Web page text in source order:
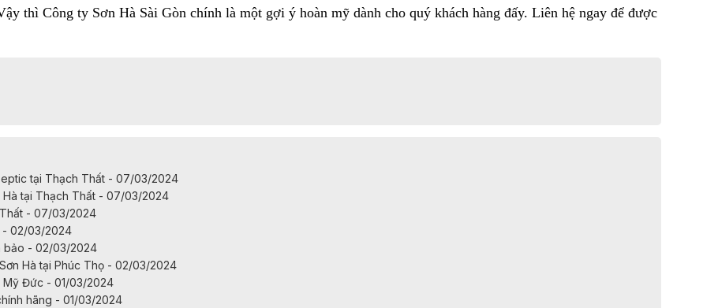
thì Công ty Sơn Hà Sài Gòn chính là một gợi ý hoàn mỹ dành cho quý khách hàng đấy. Liên hệ ngay để được
tại Thạch Thất - 07/03/2024
Hà tại Thạch Thất - 07/03/2024
Thất - 07/03/2024
- 02/03/2024
bảo - 02/03/2024
Hà tại Phúc Thọ - 02/03/2024
Mỹ Đức - 01/03/2024
hãng - 01/03/2024